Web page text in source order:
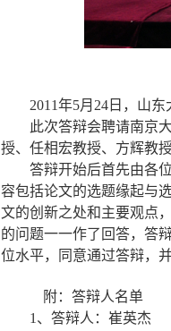
2011年5月 24 日，山
此次答辩会聘请南京
授、任相宏教授、方辉教
答辩开始后首先由各
容包括论文的选题缘起与
文的创新之处和主要观点
的问题一一作了回答，答
位水平，同意通过答辩，
附：答辩人名单
1 、答辩人：崔英杰